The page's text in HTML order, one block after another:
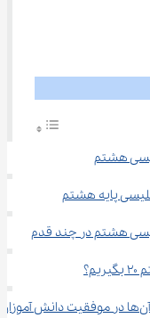
پایه هشتم
هشتم در چند قدم